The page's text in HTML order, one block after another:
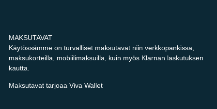
MAKSUTAVAT
Käytössämme on turvalliset maksutavat niin verkkopankissa,
maksukorteilla, mobiilimaksuilla, kuin myös Klarnan laskutuksen
kautta.
Maksutavat tarjoaa Viva Wallet